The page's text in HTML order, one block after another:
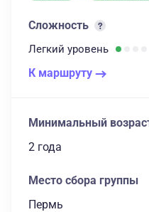
Сложность
Легкий уровень
К маршруту
Минимальный
2 года
Место сбора группы
Пермь